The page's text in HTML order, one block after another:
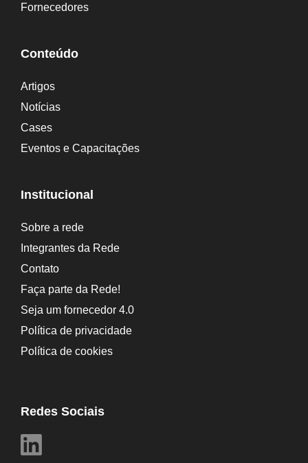
Fornecedores
Conteúdo
Artigos
Notícias
Cases
Eventos e Capacitações
Institucional
Sobre a rede
Integrantes da Rede
Contato
Faça parte da Rede!
Seja um fornecedor 4.0
Política de privacidade
Política de cookies
Redes Sociais